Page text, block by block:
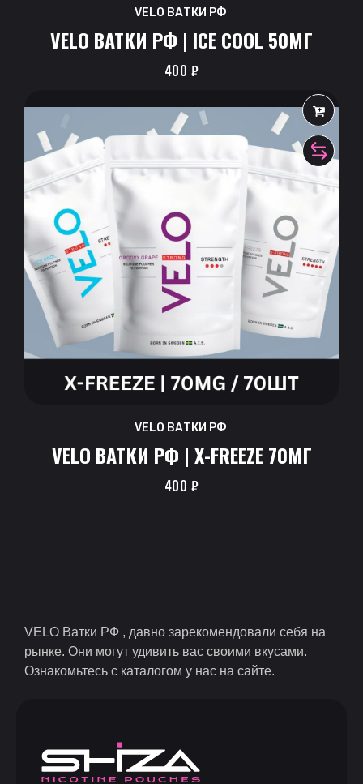
VELO ВАТКИ РФ
VELO ВАТКИ РФ | ICE COOL 50МГ
400 ₽
VELO ВАТКИ РФ
VELO ВАТКИ РФ | X-FREEZE 70МГ
400 ₽
VELO Ватки РФ , давно зарекомендовали себя на
рынке. Они могут удивить вас своими вкусами.
Ознакомьтесь с каталогом у нас на сайте.